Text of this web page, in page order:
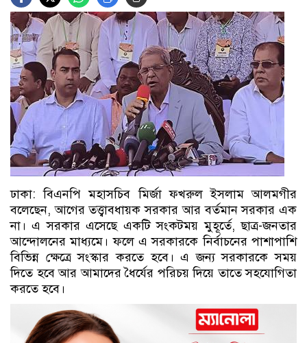
ঢাকা: বিএনপি মহাসচিব মির্জা ফখরুল ইসলাম আলমগীর
বলেছেন, আগের তত্ত্বাবধায়ক সরকার আর বর্তমান সরকার এক
না। এ সরকার এসেছে একটি সংকটময় মুহূর্তে, ছাত্র-জনতার
আন্দোলনের মাধ্যমে। ফলে এ সরকারকে নির্বাচনের পাশাপাশি
বিভিন্ন ক্ষেত্রে সংস্কার করতে হবে। এ জন্য সরকারকে সময়
দিতে হবে আর আমাদের ধৈর্যের পরিচয় দিয়ে তাতে সহযোগিতা
করতে হবে।